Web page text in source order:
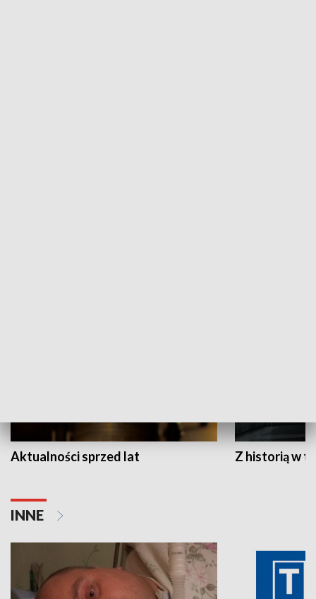
Aktualności sprzed lat Z historią w
INNE